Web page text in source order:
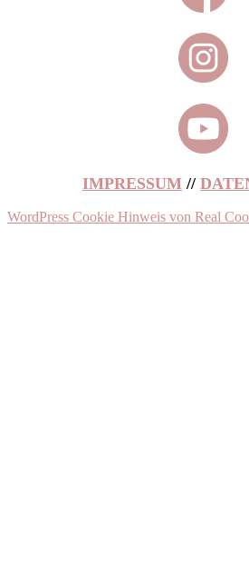
IMPRESSUM //
WordPress Cookie Hinweis von Real